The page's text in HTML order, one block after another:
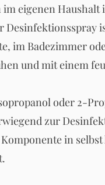
eigenen Haushalt
im Badezimmer
und mit einem
oder 2-
zur
in